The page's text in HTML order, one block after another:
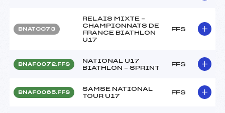
BNAT0073
RELAIS MIXTE –
CHAMPIONNATS DE
FRANCE BIATHLON
U17
FFS
BNAF0072.FFS
NATIONAL U17
BIATHLON – SPRINT
FFS
BNAF0065.FFS
SAMSE NATIONAL
TOUR U17
FFS